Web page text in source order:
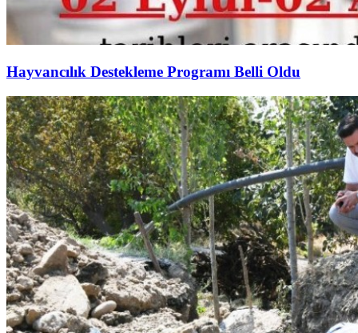
Hayvancılık Destekleme Programı Belli Oldu